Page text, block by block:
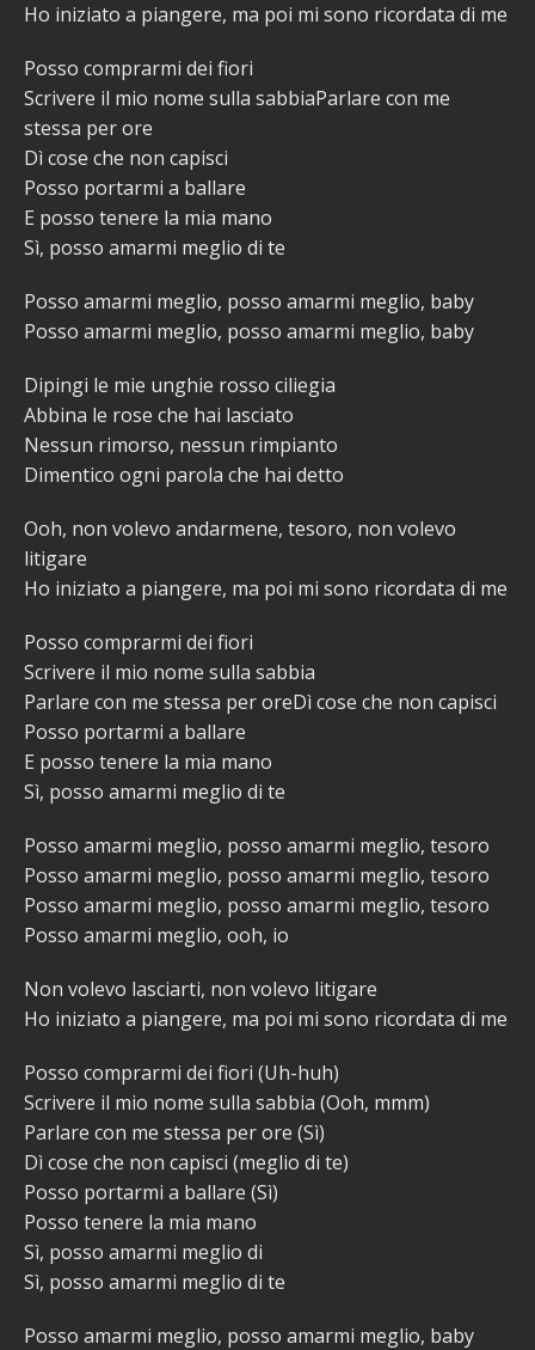
Ho iniziato a piangere, ma poi mi sono ricordata di me
Posso comprarmi dei fiori
Scrivere il mio nome sulla sabbiaParlare con me
stessa per ore
Dì cose che non capisci
Posso portarmi a ballare
E posso tenere la mia mano
Sì, posso amarmi meglio di te
Posso amarmi meglio, posso amarmi meglio, baby
Posso amarmi meglio, posso amarmi meglio, baby
Dipingi le mie unghie rosso ciliegia
Abbina le rose che hai lasciato
Nessun rimorso, nessun rimpianto
Dimentico ogni parola che hai detto
Ooh, non volevo andarmene, tesoro, non volevo
litigare
Ho iniziato a piangere, ma poi mi sono ricordata di me
Posso comprarmi dei fiori
Scrivere il mio nome sulla sabbia
Parlare con me stessa per oreDì cose che non capisci
Posso portarmi a ballare
E posso tenere la mia mano
Sì, posso amarmi meglio di te
Posso amarmi meglio, posso amarmi meglio, tesoro
Posso amarmi meglio, posso amarmi meglio, tesoro
Posso amarmi meglio, posso amarmi meglio, tesoro
Posso amarmi meglio, ooh, io
Non volevo lasciarti, non volevo litigare
Ho iniziato a piangere, ma poi mi sono ricordata di me
Posso comprarmi dei fiori (Uh-huh)
Scrivere il mio nome sulla sabbia (Ooh, mmm)
Parlare con me stessa per ore (Sì)
Dì cose che non capisci (meglio di te)
Posso portarmi a ballare (Sì)
Posso tenere la mia mano
Sì, posso amarmi meglio di
Sì, posso amarmi meglio di te
Posso amarmi meglio, posso amarmi meglio, baby